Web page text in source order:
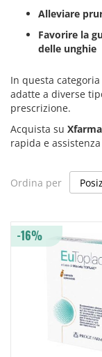
Alleviare
Favorire la
delle unghie
In questa
adatte a diverse
prescrizione.
Acquista su Xfarma
rapida e
Ordina per
-16%